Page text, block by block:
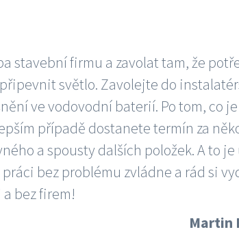
stavební firmu a zavolat tam, že
světlo. Zavolejte do
ve vodovodní baterií. Po tom, co je
případě dostanete termín za
a spousty dalších položek. A to
bez problému zvládne a rád si
bez firem!
Martin